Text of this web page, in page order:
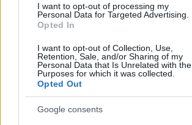
I want to opt-out of processing my
Personal Data for Targeted Advertising.
Opted In
I want to opt-out of Collection, Use,
Retention, Sale, and/or Sharing of my
Personal Data that Is Unrelated with the
Purposes for which it was collected.
Opted Out
Google consents